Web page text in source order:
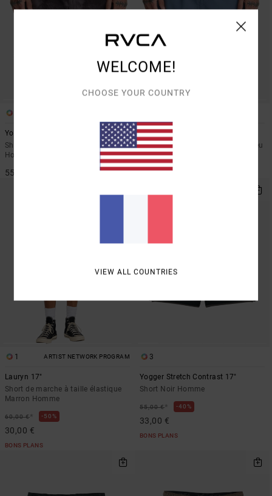
Yogger Stretch 17"
Short d'entraînement élastique Bleu
Homme
55,00 €
Yogger Stretch 17"
Short d'entraînement élastique Bleu
Homme
55,00 €
1 ARTIST NETWORK PROGRAM
Lauryn 17"
Short de marche à taille élastique
Marron Homme
60,00 €* 50%
30,00 €
BONS PLANS
3
Yogger Stretch Contrast 17"
Short Noir Homme
55,00 €* 40%
33,00 €
BONS PLANS
WELCOME!
CHOOSE YOUR COUNTRY
VIEW ALL COUNTRIES